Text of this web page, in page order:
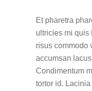
Et pharetra
ultricies mi quis
risus commodo
accumsan
Condimentum
tortor id.